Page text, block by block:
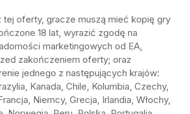
oferty, gracze muszą mieć kopię gry
18 lat, wyrazić zgodę na
marketingowych od EA,
zakończeniem oferty; oraz
jednego z następujących krajów:
Kanada, Chile, Kolumbia, Czechy,
Niemcy, Grecja, Irlandia, Włochy,